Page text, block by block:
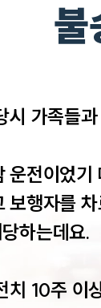
불
시 가족들
운전이었
보행자를
하는데요.
치 10주 이